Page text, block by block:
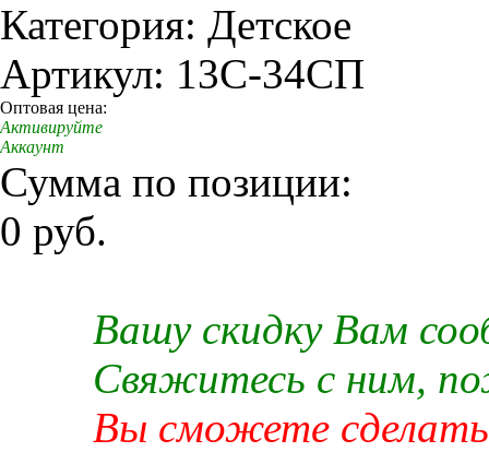
Категория: Детское
Артикул: 13C-34СП
Оптовая цена:
Активируйте
Аккаунт
Сумма по позиции:
0 руб.
Вашу скидку Вам
Свяжитесь с ним,
Вы сможете сделать